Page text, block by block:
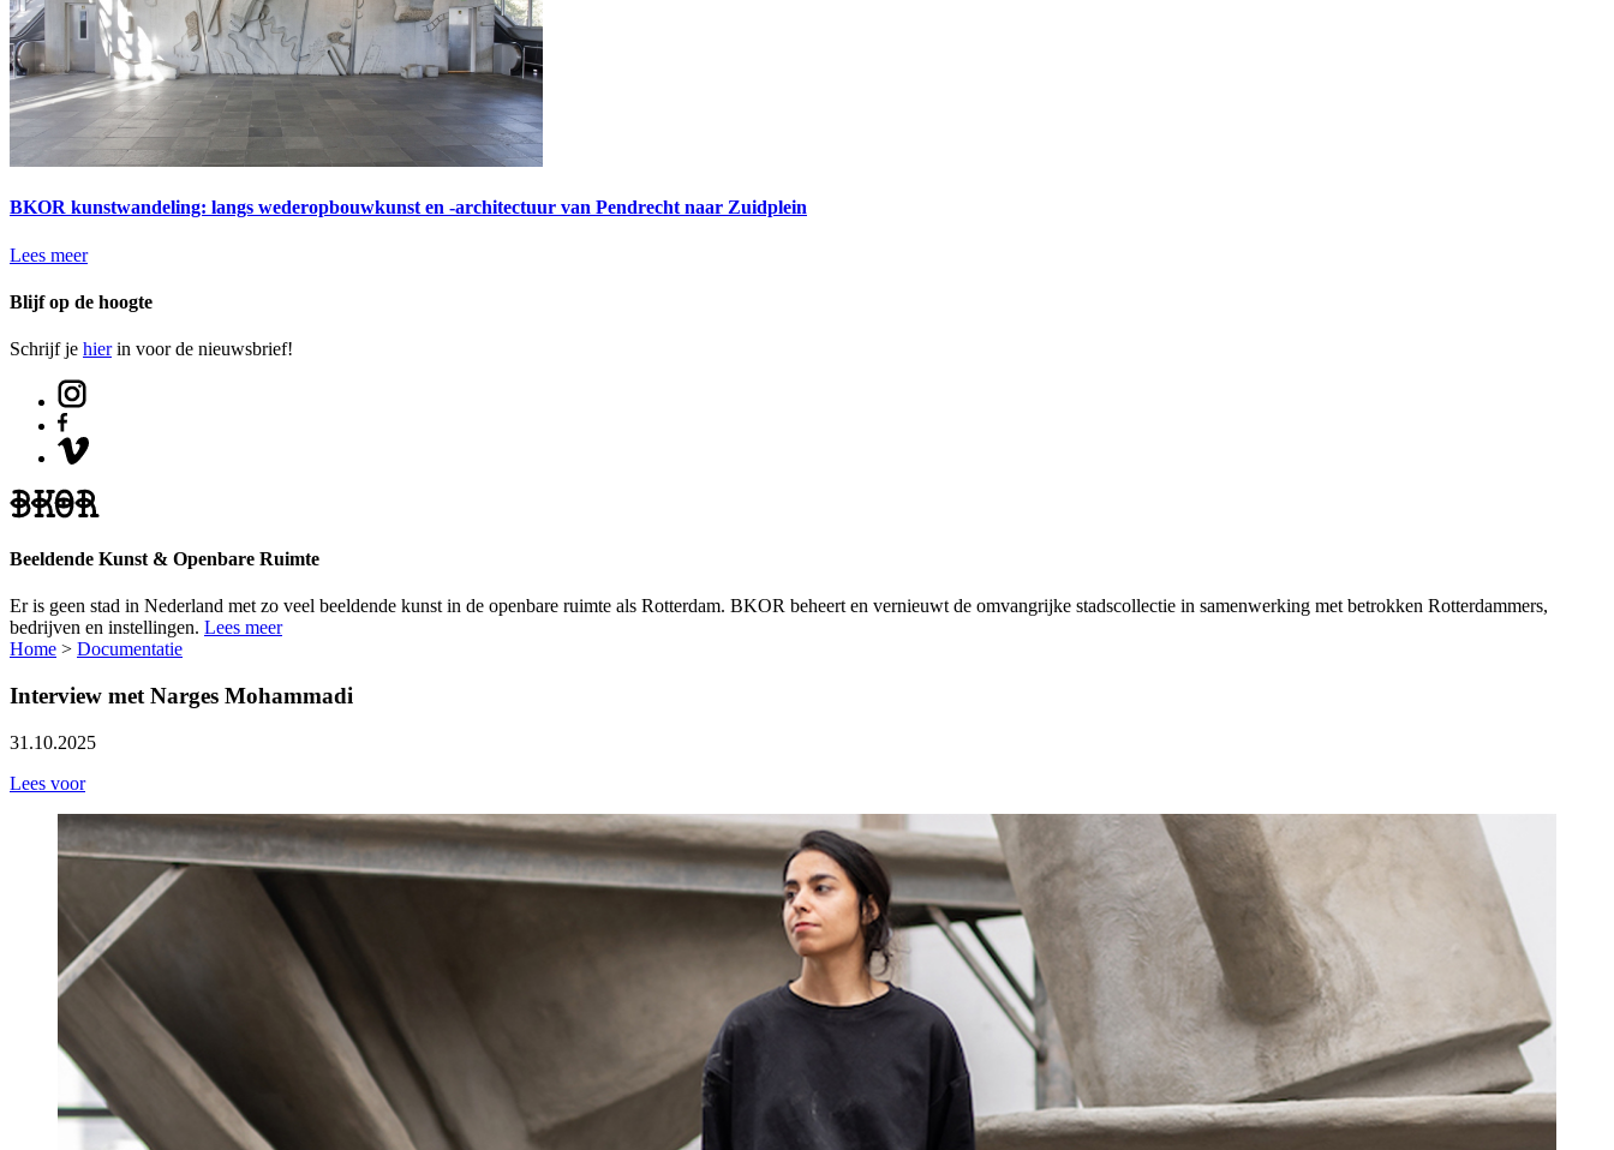
BKOR kunstwandeling: langs wederopbouwkunst en -architectuur van Pendrecht naar Zuidplein
Lees meer
Blijf op de hoogte
Schrijf je hierin voor de nieuwsbrief!
Beeldende Kunst & Openbare Ruimte
Er is geen stad in Nederland met zo veel beeldende kunst in de openbare ruimte als Rotterdam. BKOR beheert en vernieuwt de omvangrijke stadscollectie in samenwerking met betrokken Rotterdammers,
bedrijven en instellingen. Lees meer
Home > Documentatie
Interview met Narges Mohammadi
31.10.2025
Lees voor